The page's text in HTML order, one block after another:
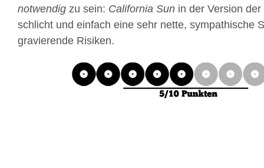
notwendig zu sein: California Sun in der Version der
schlicht und einfach eine sehr nette, sympathische
gravierende Risiken.